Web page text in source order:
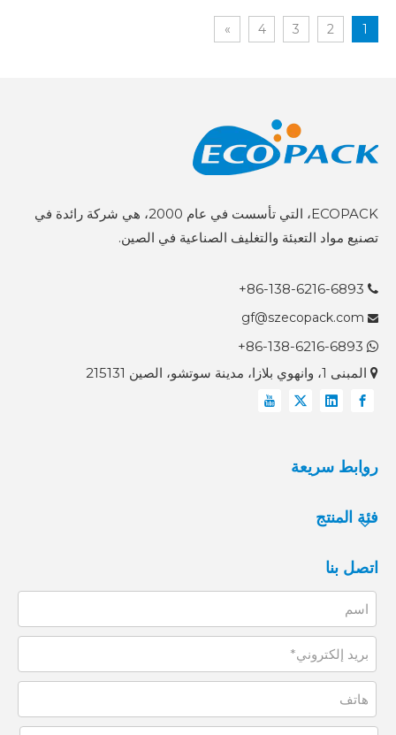
1
2
3
4
»
ECOPACK، التي تأسست في عام 2000، هي شركة رائدة في
تصنيع مواد التعبئة والتغليف الصناعية في الصين.


gf@szecopack.com

86-138-6216-6893+
 المبنى 1، وانهوي بلازا، مدينة سوتشو، الصين 215131
روابط سريعة
فئة المنتج
اتصل بنا